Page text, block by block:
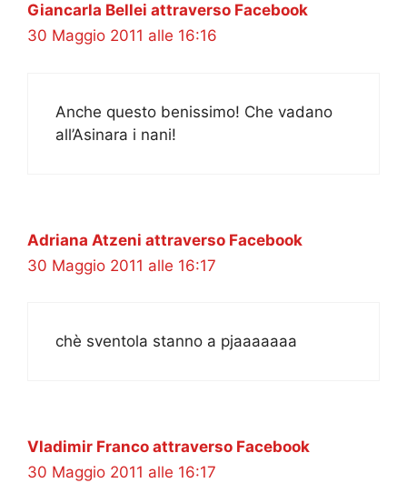
Giancarla Bellei attraverso Facebook
30 Maggio 2011 alle 16:16
Anche questo benissimo! Che vadano
all’Asinara i nani!
Adriana Atzeni attraverso Facebook
30 Maggio 2011 alle 16:17
chè sventola stanno a pjaaaaaaa
Vladimir Franco attraverso Facebook
30 Maggio 2011 alle 16:17